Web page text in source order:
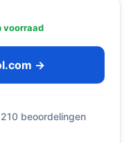
voorraad
→
| 210 beoordelingen